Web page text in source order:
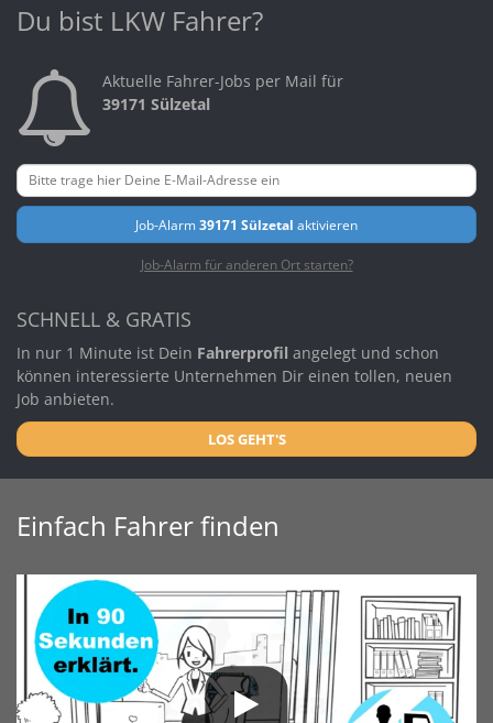
Du bist LKW Fahrer?
Aktuelle Fahrer-Jobs per Mail für
39171 Sülzetal
Job-Alarm39171 Sülzetal aktivieren
Job-Alarm für anderen Ort starten?
SCHNELL & GRATIS
In nur 1 Minute ist Dein Fahrerprofil angelegt und schon
können interessierte Unternehmen Dir einen tollen, neuen
Job anbieten.
LOS GEHT'S
Einfach Fahrer finden